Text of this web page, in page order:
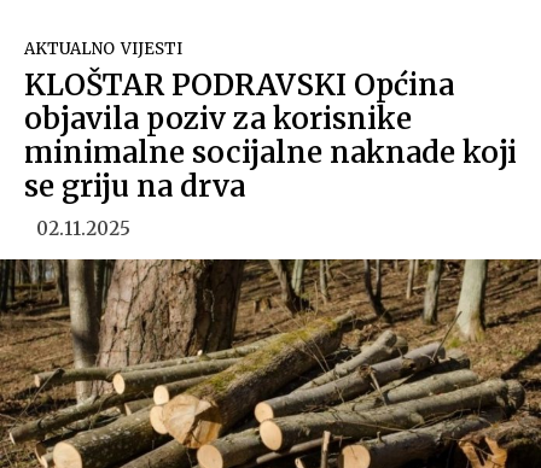
AKTUALNO VIJESTI
KLOŠTAR PODRAVSKI Općina
objavila poziv za korisnike
minimalne socijalne naknade koji
se griju na drva
02.11.2025